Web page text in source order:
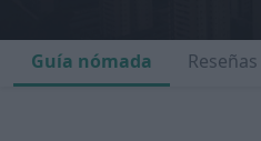
Guía nómada Reseñas